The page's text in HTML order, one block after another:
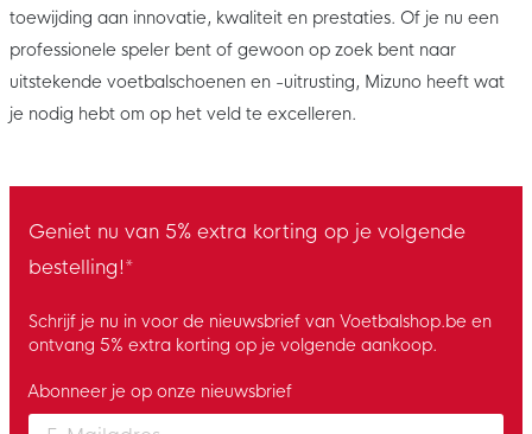
toewijding aan innovatie, kwaliteit en prestaties. Of je nu een
professionele speler bent of gewoon op zoek bent naar
uitstekende voetbalschoenen en -uitrusting, Mizuno heeft wat
je nodig hebt om op het veld te excelleren.
Geniet nu van 5% extra korting op je volgende
bestelling!*
Schrijf je nu in voor de nieuwsbrief van Voetbalshop.be en
ontvang 5% extra korting op je volgende aankoop.
Enter your email and accept the privacy policy to subscribe to
Abonneer je op onze nieuwsbrief